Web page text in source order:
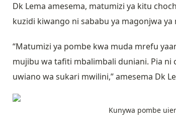
Dk Lema amesema, matumizi ya kitu
kuzidi kiwango ni sababu ya magonjwa
“Matumizi ya pombe kwa muda mrefu
mujibu wa tafiti mbalimbali duniani. Pia
uwiano wa sukari mwilini,” amesema Dk
Kunywa pombe